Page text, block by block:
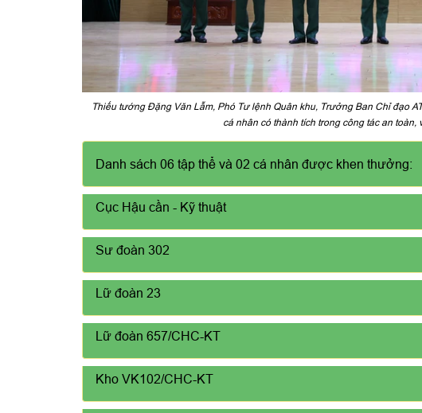
Thiếu tướng Đặng Văn Lẫm, Phó Tư lệnh Quân khu, Trưởng Ban Chỉ đạo
cá nhân có thành tích trong công tác an toàn,
Danh sách 06 tập thể và 02 cá nhân được khen thưởng:
Cục Hậu cần - Kỹ thuật
Sư đoàn 302
Lữ đoàn 23
Lữ đoàn 657/CHC-KT
Kho VK102/CHC-KT